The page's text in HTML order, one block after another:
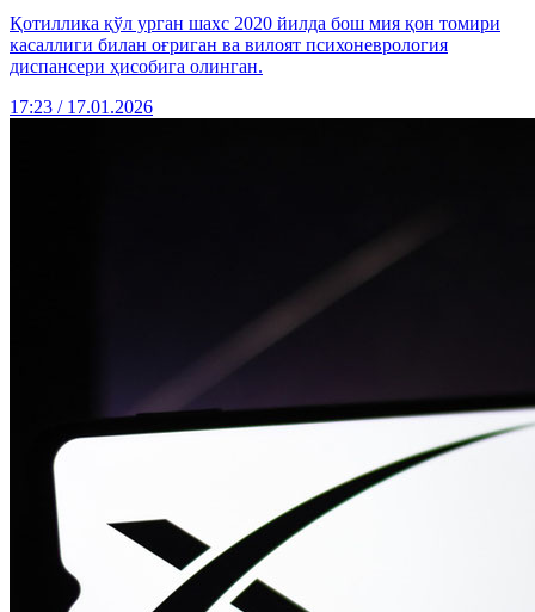
Қотиллика қўл урган шахс 2020 йилда бош мия қон томири
касаллиги билан оғриган ва вилоят психоневрология
диспансери ҳисобига олинган.
17:23 / 17.01.2026